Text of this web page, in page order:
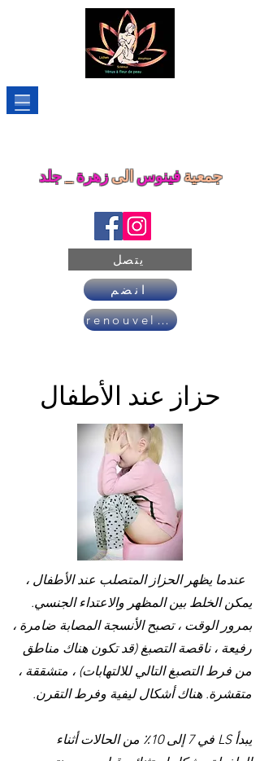
جمعيةفينوسالىزهرة_جلد
يتصل
انضم
renouveler son adhésion
حزاز عند الأطفال
عندما يظهر الحزاز المتصلب عند الأطفال ،
يمكن الخلط بين المظهر والاعتداء الجنسي.
بمرور الوقت ، تصبح الأنسجة المصابة ضامرة ،
رفيعة ، ناقصة التصبغ (قد تكون هناك مناطق
من فرط التصبغ التالي للالتهابات) ، متشققة ،
متقشرة. هناك أشكال ليفية وفرط التقرن.
يبدأ LS في 7 إلى 10٪ من الحالات أثناء